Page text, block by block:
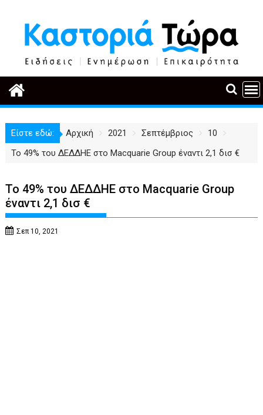
περιεχόμενο
Είστε εδώ: Αρχική 2021 Σεπτέμβριος
10
Το 49% του ΔΕΔΔΗΕ στο Macquarie Group έναντι 2,1 δισ €
Το 49% του ΔΕΔΔΗΕ στο Macquarie Group
έναντι 2,1 δισ €
Σεπ 10, 2021